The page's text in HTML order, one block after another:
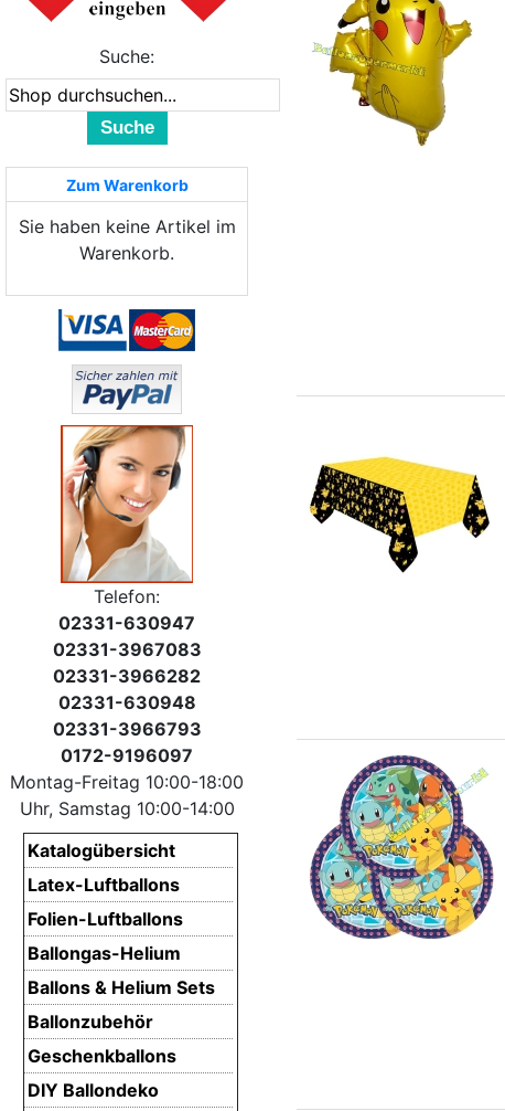
Suche:
Suche
Zum Warenkorb
Sie haben keine Artikel im
Warenkorb.
Telefon:
02331-630947
02331-3967083
02331-3966282
02331-630948
02331-3966793
0172-9196097
Montag-Freitag 10:00-18:00
Uhr, Samstag 10:00-14:00
Katalogübersicht
Latex-Luftballons
Folien-Luftballons
Ballongas-Helium
Ballons & Helium Sets
Ballonzubehör
Geschenkballons
DIY Ballondeko